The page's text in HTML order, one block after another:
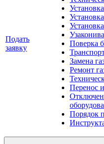
Подать
заявку
Поверка
Замена
Ремонт
Перенос
Порядок